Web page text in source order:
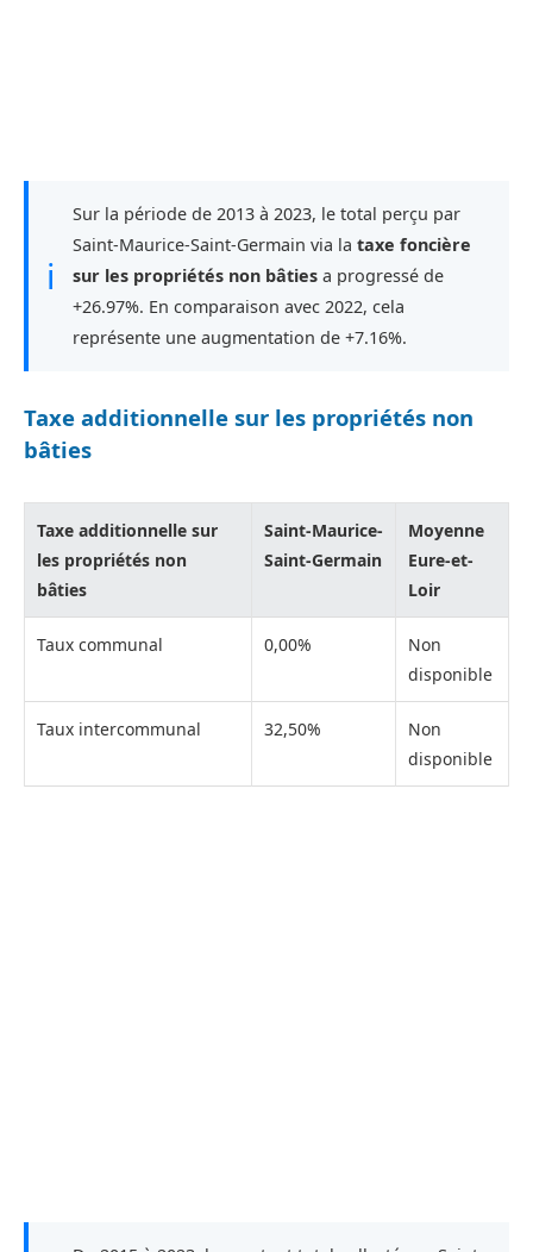
ℹ
Sur la période de 2013 à 2023, le total perçu par
Saint-Maurice-Saint-Germain via la taxe foncière
sur les propriétés non bâties a progressé de
+26.97%. En comparaison avec 2022, cela
représente une augmentation de +7.16%.
Taxe additionnelle sur les propriétés non
bâties
Taxe additionnelle sur
les propriétés non
bâties
Saint-Maurice-
Saint-Germain
Moyenne
Eure-et-
Loir
Taux communal 0,00%
Non
disponible
Taux intercommunal 32,50%
Non
disponible